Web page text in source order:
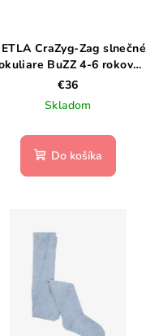
CraZyg-Zag slnečné
BuZZ 4-6 rokov-
Salvia stripe
€36
Skladom
Do košíka